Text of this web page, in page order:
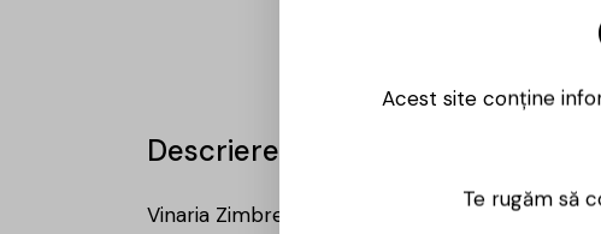
Descriere
Vinaria Zimbreni localizata la 30km de
Acest site conține
Te rugăm să